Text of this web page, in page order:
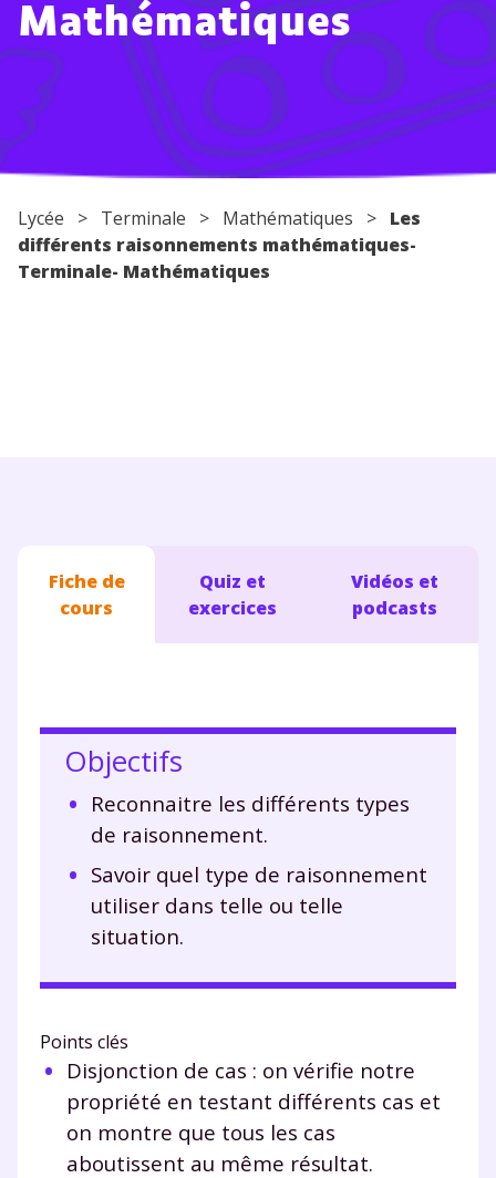
Conseils pour les parents
Mathématiques
Lycée > Terminale > Mathématiques > Les
différents raisonnements mathématiques-
Terminale- Mathématiques
Fiche de
cours
Quiz et
exercices
Vidéos et
podcasts
Objectifs
Reconnaitre les différents types
de raisonnement.
Savoir quel type de raisonnement
utiliser dans telle ou telle
situation.
Points clés
Disjonction de cas : on vérifie notre
propriété en testant différents cas et
on montre que tous les cas
aboutissent au même résultat.